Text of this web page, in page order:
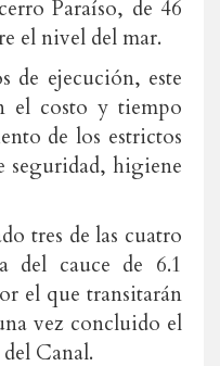
Paraíso, de 46
el nivel del mar.
de ejecución, este
el costo y tiempo
de los estrictos
seguridad, higiene
tres de las cuatro
del cauce de 6.1
el que transitarán
vez concluido el
Canal.